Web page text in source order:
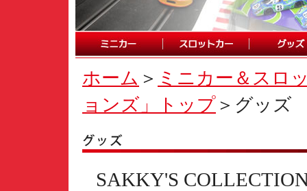
ホーム ＞ ミニカー＆スロ
ョンズ」トップ ＞グッズ
SAKKY'S